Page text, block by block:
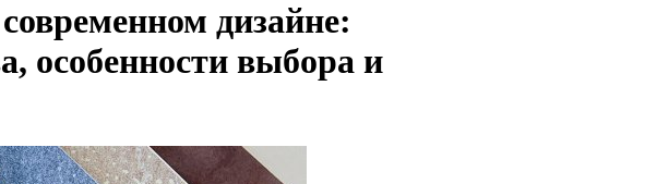
дизайне:
особенности выбора и